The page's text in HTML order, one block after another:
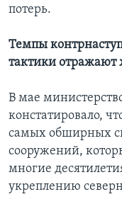
потерь.
Темпы
тактики отражают
В мае
констатировало,
самых обширных
сооружений,
многие
укреплению